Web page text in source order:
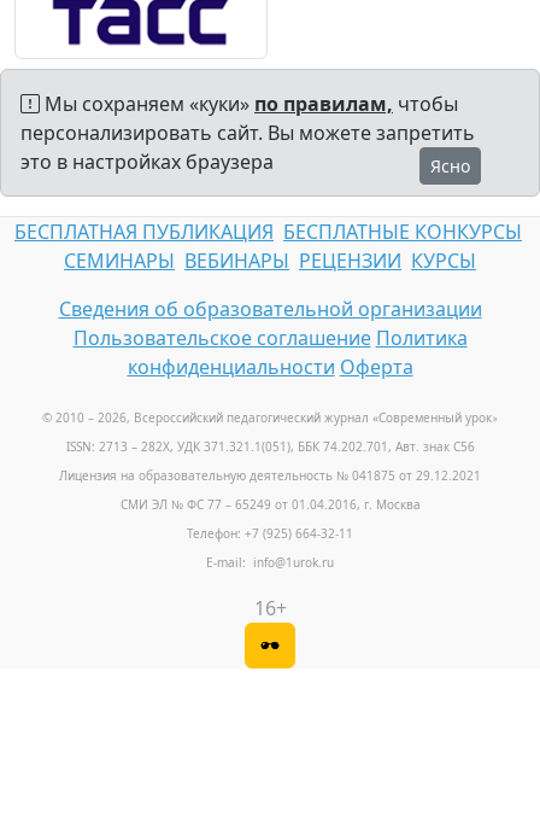
Мы сохраняем «куки» по правилам, чтобы
персонализировать сайт. Вы можете запретить
это в настройках браузера
Ясно
БЕСПЛАТНАЯ ПУБЛИКАЦИЯ БЕСПЛАТНЫЕ КОНКУРСЫ
СЕМИНАРЫ ВЕБИНАРЫ РЕЦЕНЗИИ КУРСЫ
Сведения об образовательной организации
Пользовательское соглашение Политика
конфиденциальности Оферта
© 2010 – 2026, Всероссийский педагогический журнал «Современный урок»
ISSN: 2713 – 282X, УДК 371.321.1(051), ББК 74.202.701, Авт. знак С56
Лицензия на образовательную деятельность № 041875 от 29.12.2021
СМИ ЭЛ № ФС 77 – 65249 от 01.04.2016, г. Москва
Телефон: +7 (925) 664-32-11
E-mail: info@1urok.ru
16+